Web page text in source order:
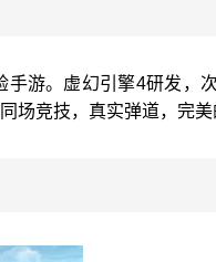
游。虚幻引擎4研发，
场竞技，真实弹道，完美